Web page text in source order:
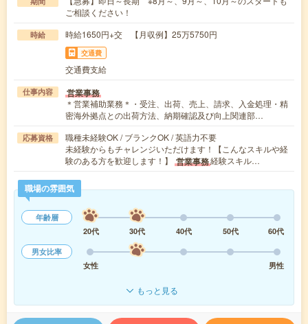
ご相談ください！
時給 時給1650円+交 【月収例】25万5750円
交通費
交通費支給
仕事内容 営業事務
＊営業補助業務＊・受注、出荷、売上、請求、入金処理・精
密海外拠点との出荷方法、納期確認及び向上関連部…
応募資格
職種未経験OK / ブランクOK / 英語力不要
未経験からもチャレンジいただけます！【こんなスキルや経
験のある方を歓迎します！】
営業事務経験スキル…
職場の雰囲気
年齢層
20代
30代 40代 50代
60代
男女比率
女性
男性
もっと見る